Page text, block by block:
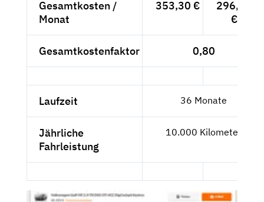
Gesamtkosten /
Monat
353,30 €
296,89
€
Gesamtkostenfaktor 0,80
Laufzeit 36 Monate
Jährliche
Fahrleistung
10.000 Kilometer